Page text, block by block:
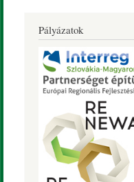
Pályázatok